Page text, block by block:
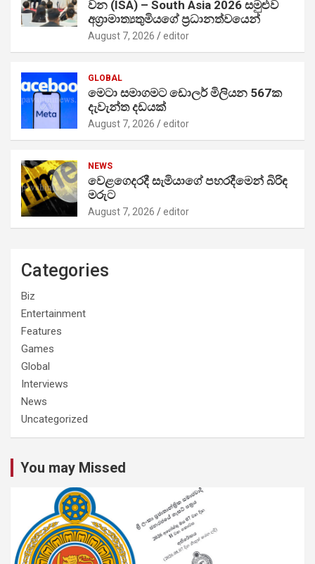
වන (ISA) – South Asia 2026 සමුළුව
අග්‍රාමාත්‍යතුමියගේ ප්‍රධානත්වයෙන්
August 7, 2026 editor
GLOBAL
මෙටා සමාගමට ඩොලර් මිලියන 567ක
දැවැන්ත දඩයක්
August 7, 2026 editor
NEWS
වෙළගෙදරදී සැමියාගේ පහරදීමෙන් බිරිඳ
මරුට
August 7, 2026 editor
Categories
Biz
Entertainment
Features
Games
Global
Interviews
News
Uncategorized
You may Missed